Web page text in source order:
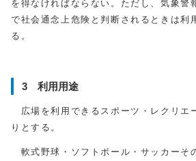
を得なければならない。ただし、気象警
で社会通念上危険と判断されるときは利
る。
3 利用用途
広場を利用できるスポーツ・レクリエ
りとする。
軟式野球・ソフトボール・サッカーそ